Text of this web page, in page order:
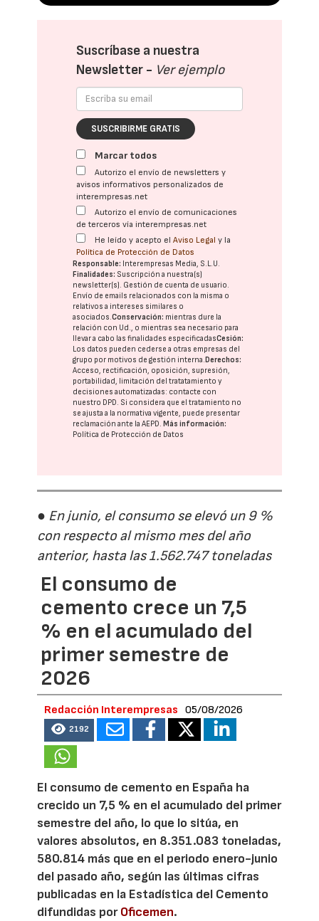
Suscríbase a nuestra
Newsletter - Ver ejemplo
SUSCRIBIRME GRATIS
Marcar todos
Autorizo el envío de newsletters y
avisos informativos personalizados de
interempresas.net
Autorizo el envío de comunicaciones
de terceros vía interempresas.net
He leído y acepto elAviso Legal y la
Política de Protección de Datos
Responsable: Interempresas Media, S.L.U.
Finalidades: Suscripción a nuestra(s)
newsletter(s). Gestión de cuenta de usuario.
Envío de emails relacionados con la misma o
relativos a intereses similares o
asociados.Conservación: mientras dure la
relación con Ud., o mientras sea necesario para
llevar a cabo las finalidades especificadasCesión:
Los datos pueden cederse a otras empresas del
grupo por motivos de gestión interna.Derechos:
Acceso, rectificación, oposición, supresión,
portabilidad, limitación del tratatamiento y
decisiones automatizadas: contacte con
nuestro DPD. Si considera que el tratamiento no
se ajusta a la normativa vigente, puede presentar
reclamación ante laAEPD.Más información:
Política de Protección de Datos
● En junio, el consumo se elevó un 9 %
con respecto al mismo mes del año
anterior, hasta las 1.562.747 toneladas
El consumo de
cemento crece un 7,5
% en el acumulado del
primer semestre de
2026
Redacción Interempresas 05/08/2026
2192
El consumo de cemento en España ha
crecido un 7,5 % en el acumulado del primer
semestre del año, lo que lo sitúa, en
valores absolutos, en 8.351.083 toneladas,
580.814 más que en el periodo enero-junio
del pasado año, según las últimas cifras
publicadas en la Estadística del Cemento
difundidas porOficemen.